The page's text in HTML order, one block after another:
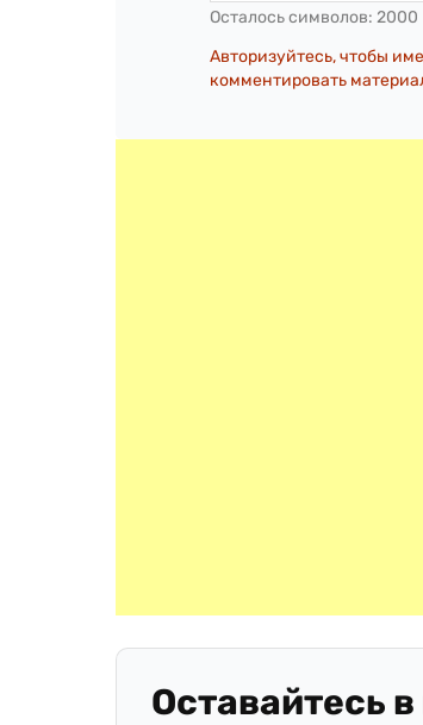
Осталось символов: 2000
Авторизуйтесь, чтобы
комментировать
Оставайтесь